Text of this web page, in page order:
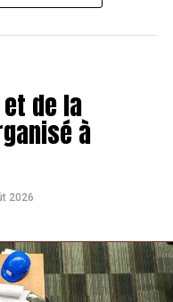
de la
à
2026